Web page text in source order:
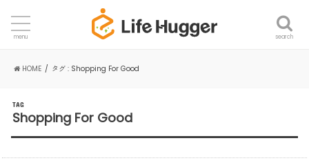
search
menu
HOME タグ : Shopping For Good
TAG
Shopping For Good